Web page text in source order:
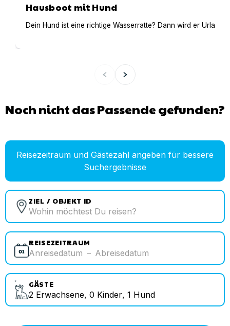
Hausboot mit Hund
Dein Hund ist eine richtige Wasserratte? Dann wird er
Noch nicht das Passende gefunden?
Reisezeitraum und Gästezahl angeben für bessere
Suchergebnisse
ZIEL / OBJEKT ID
REISEZEITRAUM
Anreisedatum – Abreisedatum
GÄSTE
2 Erwachsene, 0 Kinder, 1 Hund